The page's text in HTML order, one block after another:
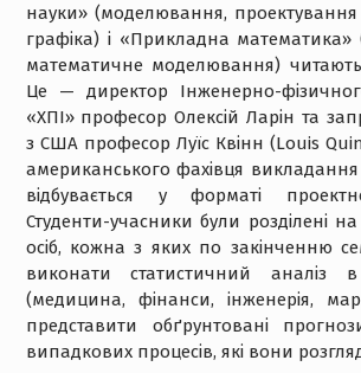
науки» (моделювання,
графіка) і «Прикладна математика»
математичне моделювання)
Це — директор Інженерно-
«ХПІ» професор Олексій Ларін та
з США професор Луїс Квінн (Louis
американського фахівця
відбувається у форматі
Студенти-учасники були розділені
осіб, кожна з яких по закінченню
виконати статистичний аналіз
(медицина, фінанси, інженерія,
представити обґрунтовані
випадкових процесів, які вони